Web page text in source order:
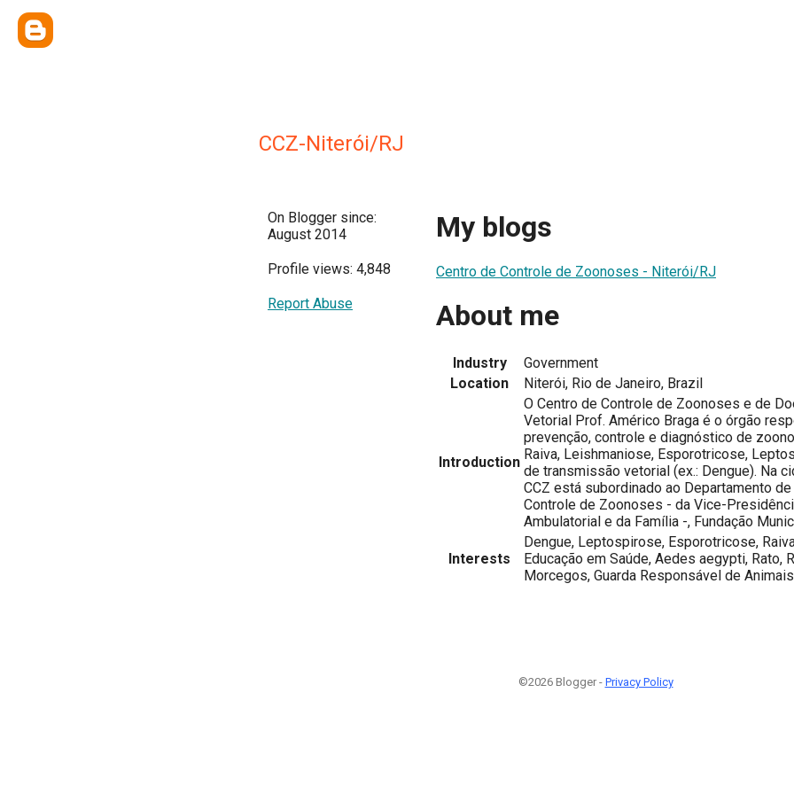
CCZ-Niterói/RJ
On Blogger since:
August 2014
Profile views: 4,848
Report Abuse
My blogs
Centro de Controle de Zoonoses - Niterói/RJ
About me
Industry
Government
Location
Niterói, Rio de Janeiro, Brazil
Introduction
O Centro de Controle de Zoonoses e de
Vetorial Prof. Américo Braga é o órgão
prevenção, controle e diagnóstico de
Raiva, Leishmaniose, Esporotricose,
de transmissão vetorial (ex.: Dengue). Na
CCZ está subordinado ao Departamento
Controle de Zoonoses - da Vice-
Ambulatorial e da Família -, Fundação
Interests
Dengue, Leptospirose, Esporotricose,
Educação em Saúde, Aedes aegypti, Rato,
Morcegos, Guarda Responsável de Animais
©2026 Blogger - Privacy Policy